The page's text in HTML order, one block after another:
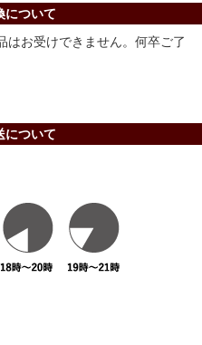
について
はお受けできません。何卒ご了
について